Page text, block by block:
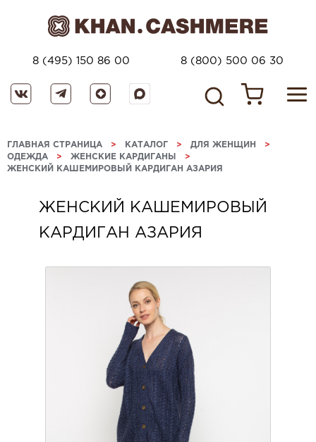
8 (495) 150 86 00 8 (800) 500 06 30
ГЛАВНАЯ СТРАНИЦА > КАТАЛОГ > ДЛЯ ЖЕНЩИН >
ОДЕЖДА > ЖЕНСКИЕ КАРДИГАНЫ >
ЖЕНСКИЙ КАШЕМИРОВЫЙ КАРДИГАН АЗАРИЯ
ЖЕНСКИЙ КАШЕМИРОВЫЙ
КАРДИГАН АЗАРИЯ